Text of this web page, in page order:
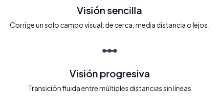
Visión sencilla
Corrige un solo campo visual: de cerca, media distancia o lejos.
Visión progresiva
Transición fluida entre múltiples distancias sin líneas